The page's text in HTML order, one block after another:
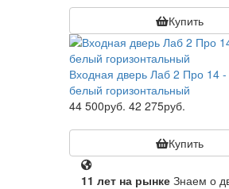
Купить
Входная дверь Лаб 2 Про 14 -
белый горизонтальный
44 500руб. 42 275руб.
Купить
11 лет на рынке Знаем о